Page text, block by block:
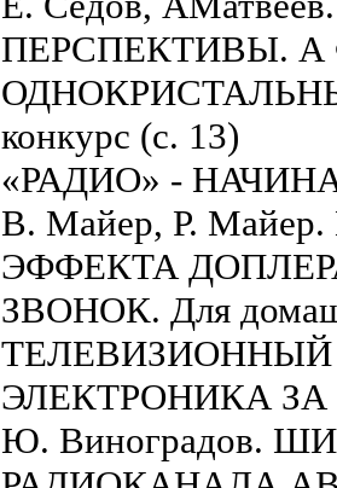
ПЕРСПЕКТИВЫ. А
конкурс (с. 13)
«РАДИО» -
В. Майер, Р.
ЭФФЕКТА
ЗВОНОК. Для
ТЕЛЕВИЗИОННЫЙ
ЭЛЕКТРОНИКА
Ю. Виноградов.